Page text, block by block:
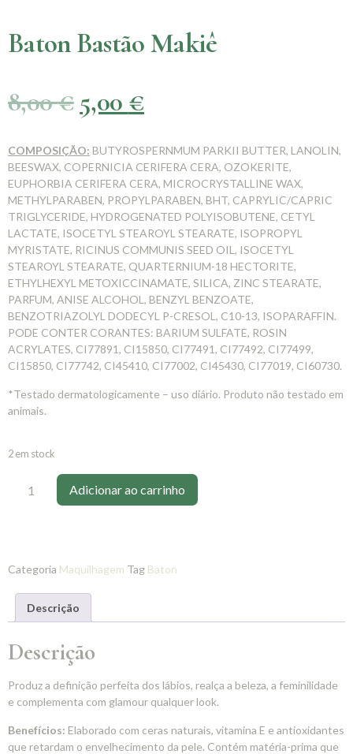
Baton Bastão Makiê
8,00€ 5,00 €
COMPOSIÇÃO: BUTYROSPERNMUM PARKII BUTTER, LANOLIN,
BEESWAX, COPERNICIA CERIFERA CERA, OZOKERITE,
EUPHORBIA CERIFERA CERA, MICROCRYSTALLINE WAX,
METHYLPARABEN, PROPYLPARABEN, BHT, CAPRYLIC/CAPRIC
TRIGLYCERIDE, HYDROGENATED POLYISOBUTENE, CETYL
LACTATE, ISOCETYL STEAROYL STEARATE, ISOPROPYL
MYRISTATE, RICINUS COMMUNIS SEED OIL, ISOCETYL
STEAROYL STEARATE, QUARTERNIUM-18 HECTORITE,
ETHYLHEXYL METOXICCINAMATE, SILICA, ZINC STEARATE,
PARFUM, ANISE ALCOHOL, BENZYL BENZOATE,
BENZOTRIAZOLYL DODECYL P-CRESOL, C10-13, ISOPARAFFIN.
PODE CONTER CORANTES: BARIUM SULFATE, ROSIN
ACRYLATES, CI77891, CI15850, CI77491, CI77492, CI77499,
CI15850, CI77742, CI45410, CI77002, CI45430, CI77019, CI60730.
*Testado dermatologicamente – uso diário. Produto não testado em
animais.
2 em stock
Adicionar ao carrinho
Categoria Maquilhagem Tag Baton
Descrição
Descrição
Produz a definição perfeita dos lábios, realça a beleza, a feminilidade
e complementa com glamour qualquer look.
Benefícios: Elaborado com ceras naturais, vitamina E e antioxidantes
que retardam o envelhecimento da pele. Contém matéria-prima que